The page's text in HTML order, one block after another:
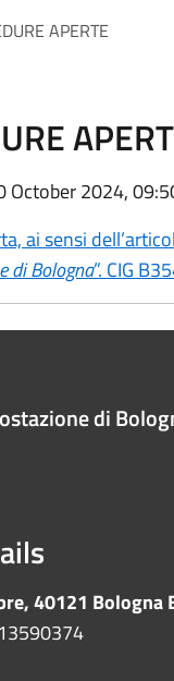
APERTE
October 2024,
ai sensi
di Bologna”. CIG
di
40121 Bologna